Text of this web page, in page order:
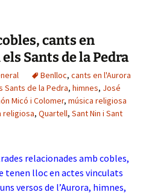
cants en
Sants de la Pedra
Benlloc, cants en l'Aurora
Sants de la Pedra, himnes, José
Micó i Colomer, música religiosa
religiosa, Quartell, Sant Nin i Sant
relacionades amb cobles,
tenen lloc en actes vinculats
versos de l’Aurora, himnes,